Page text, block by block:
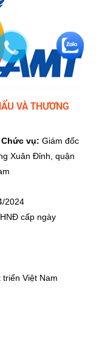
VÀ THƯƠNG
vụ: Giám đốc
Xuân Đỉnh, quận
2024
cấp ngày
Việt Nam